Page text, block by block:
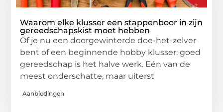
Waarom elke klusser een stappenboor in zijn
gereedschapskist moet hebben
Of je nu een doorgewinterde doe-het-zelver
bent of een beginnende hobby klusser: goed
gereedschap is het halve werk. Eén van de
meest onderschatte, maar uiterst
Aanbiedingen